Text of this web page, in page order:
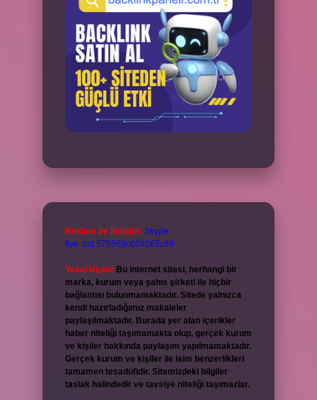
Reklam ve İletişim: Skype:
live:.cid.575569c608265c69
Yasal Uyarı: Bu internet sitesi, herhangi bir
marka, kurum veya şahıs şirketi ile hiçbir
bağlantısı bulunmamaktadır. Sitede yalnızca
kendi hazırladığımız makaleler
paylaşılmaktadır. Burada yer alan içerikler
haber niteliği taşımamakta olup, gerçek kurum
ve kişiler hakkında paylaşım yapılmamaktadır.
Gerçek kurum ve kişiler ile isim benzerlikleri
tamamen tesadüfidir. Sitemizdeki bilgiler
taslak halindedir ve tavsiye niteliği taşımazlar.